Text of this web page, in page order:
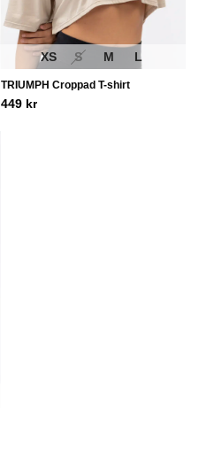
XS S M L
TRIUMPH Croppad T-shirt
449 kr